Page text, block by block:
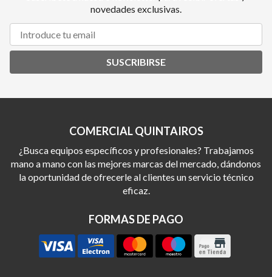
novedades exclusivas.
SUSCRIBIRSE
COMERCIAL QUINTAIROS
¿Busca equipos específicos y profesionales? Trabajamos
mano a mano con las mejores marcas del mercado, dándonos
la oportunidad de ofrecerle al clientes un servicio técnico
eficaz.
FORMAS DE PAGO